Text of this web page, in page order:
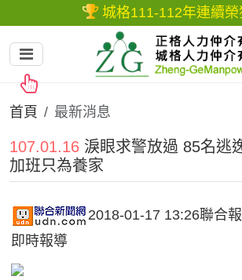
城格111-112年連續榮
首頁 最新消息
107.01.16 淚眼求警放過 85名逃
加班只為養家
2018-01-17 13:26聯合
即時報導